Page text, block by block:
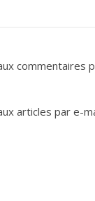
commentaires
articles par e-